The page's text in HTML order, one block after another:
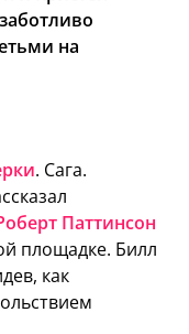
на
. Сага.
Паттинсон
площадке. Билл
как